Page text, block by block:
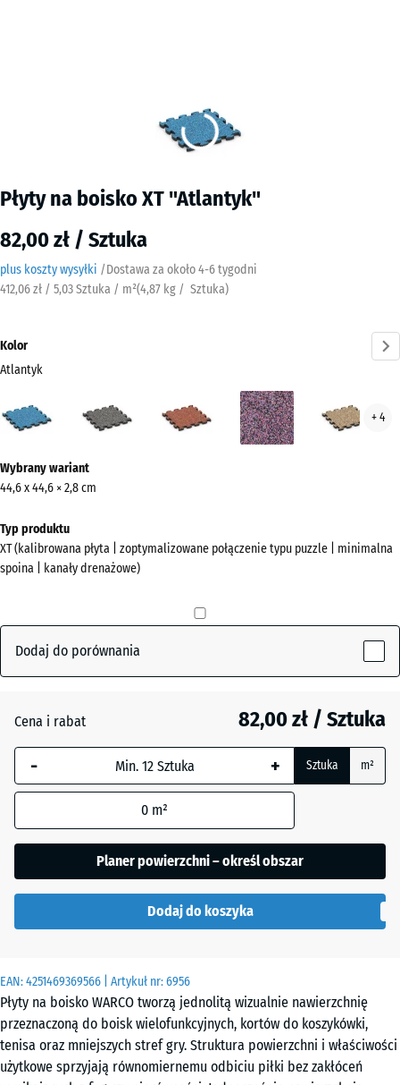
Płyty na boisko XT "Atlantyk"
82,00 zł / Sztuka
plus koszty wysyłki /Dostawa za około4-6 tygodni
412,06 zł / 5,03 Sztuka / m²(4,87 kg / Sztuka)
EAN:4251469369566 | Artykuł nr:6956
Płyty na boisko WARCO tworzą jednolitą wizualnie nawierzchnię
przeznaczoną do boisk wielofunkcyjnych, kortów do koszykówki,
tenisa oraz mniejszych stref gry. Struktura powierzchni i właściwości
użytkowe sprzyjają równomiernemu odbiciu piłki bez zakłóceń
Kolor
Atlantyk
(active)
Ciemnoszary
granit
Lawenda
+ 4
informacji
o
kolorach?
Pokaż
paletę
(active)
granit
Etna
Szary
granit
Terakota
Wybrany wariant
44,6 x 44,6 × 2,8 cm
Typ produktu
XT (kalibrowana płyta | zoptymalizowane połączenie typu puzzle | minimalna
spoina | kanały drenażowe)
Dodaj do porównania
Cena i rabat 82,00 zł / Sztuka
- + Sztuka m²
0 m²
Planer powierzchni – określ obszar
Dodaj do koszyka